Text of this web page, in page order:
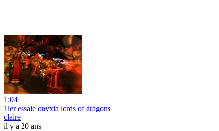
1:04
1ier essaie onyxia lords of dragons
claire
il y a 20 ans